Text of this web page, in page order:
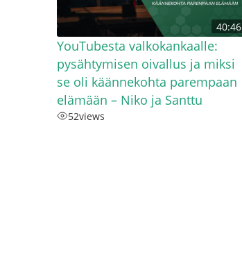
40:46
YouTubesta valkokankaalle:
pysähtymisen oivallus ja miksi
se oli käännekohta parempaan
elämään – Niko ja Santtu
52views